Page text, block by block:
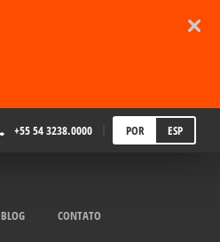
+55 54 3238.0000 POR ESP
BLOG CONTATO